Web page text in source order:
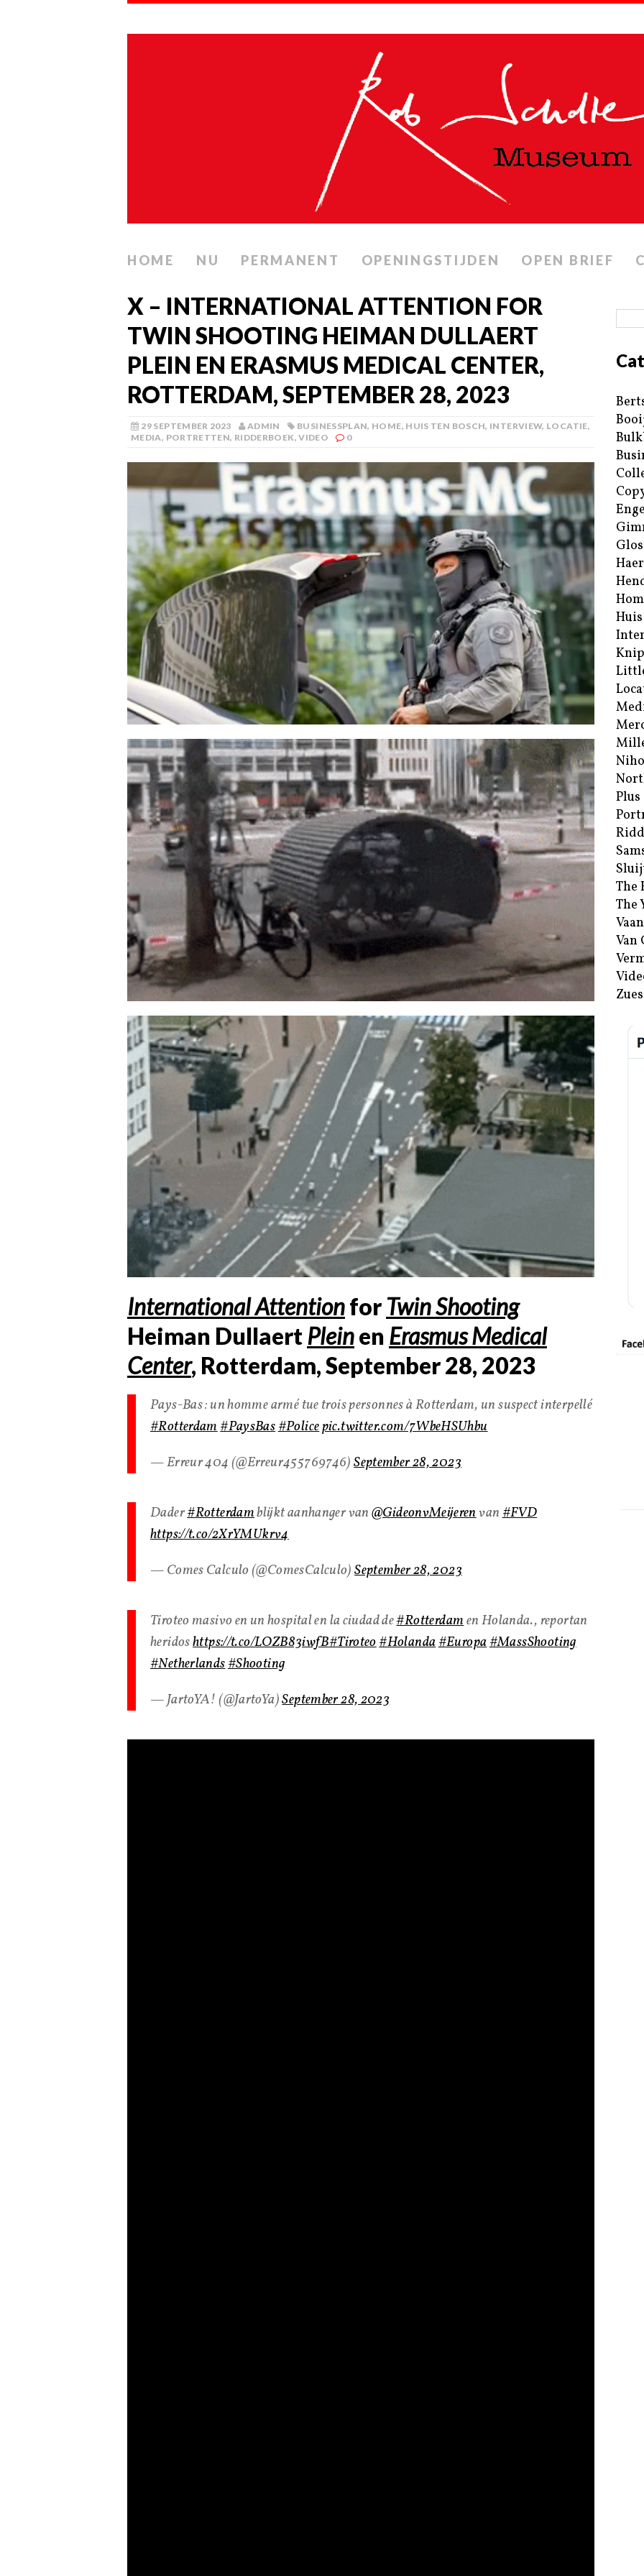
HOME NU PERMANENT OPENINGSTIJDEN OPEN BRIEF
X – INTERNATIONAL ATTENTION FOR
TWIN SHOOTING HEIMAN DULLAERT
PLEIN EN ERASMUS MEDICAL CENTER,
ROTTERDAM, SEPTEMBER 28, 2023
29 SEPTEMBER 2023 ADMIN BUSINESSPLAN, HOME, HUIS TEN BOSCH, INTERVIEW, LOCATIE,
MEDIA, PORTRETTEN, RIDDERBOEK,VIDEO 0
International Attentionfor Twin Shooting
Heiman Dullaert Pleinen Erasmus Medical
Center, Rotterdam, September 28, 2023
Pays-Bas : un homme armé tue trois personnes à Rotterdam, un suspect interpellé
#Rotterdam#PaysBas#Policepic.twitter.com/7WbeHSUhbu
— Erreur 404 (@Erreur455769746)September 28, 2023
Dader#Rotterdamblijkt aanhanger van@GideonvMeijerenvan#FVD
https://t.co/2XrYMUkrv4
— Comes Calculo (@ComesCalculo)September 28, 2023
Tiroteo masivo en un hospital en la ciudad de#Rotterdamen Holanda., reportan
heridoshttps://t.co/LOZB83iwfB#Tiroteo#Holanda#Europa#MassShooting
#Netherlands#Shooting
— JartoYA! (@JartoYa)September 28, 2023
Plus
The
The
Van